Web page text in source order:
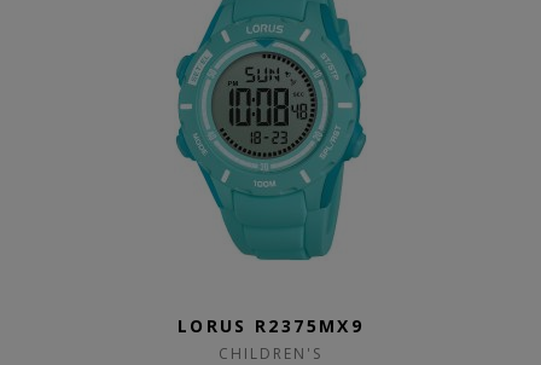
LORUS R2375MX9
CHILDREN'S